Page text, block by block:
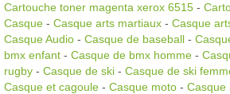
Cartouche toner magenta xerox 6515 -
Casque - Casque arts martiaux - Casque
Casque Audio - Casque de baseball -
bmx enfant - Casque de bmx homme -
rugby - Casque de ski - Casque de ski
Casque et cagoule - Casque moto - Casque